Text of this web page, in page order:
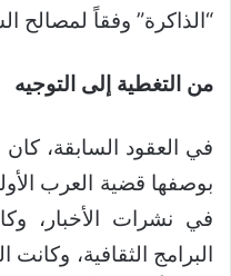
“الذاكرة” وفقاً لمصالح
من التغطية إلى التوجيه
في العقود السابقة،
بوصفها قضية العرب
في نشرات الأخبار،
البرامج الثقافية،